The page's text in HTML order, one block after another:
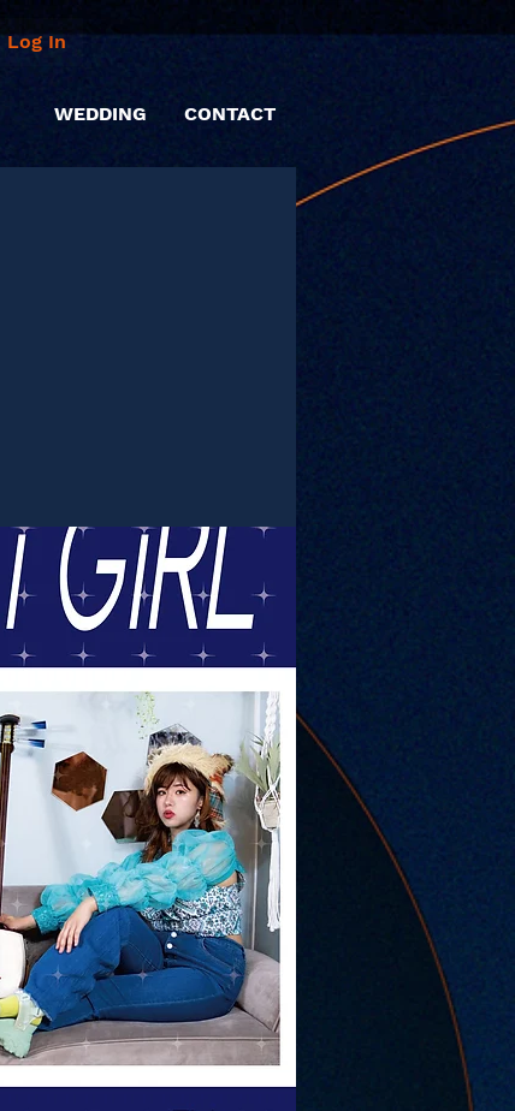
Log In
WEDDING CONTACT